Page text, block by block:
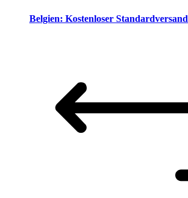
Belgien: Kostenloser Standardversand